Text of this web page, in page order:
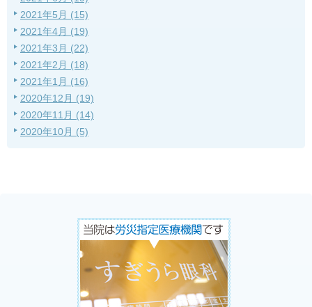
2021年5月 (15)
2021年4月 (19)
2021年3月 (22)
2021年2月 (18)
2021年1月 (16)
2020年12月 (19)
2020年11月 (14)
2020年10月 (5)